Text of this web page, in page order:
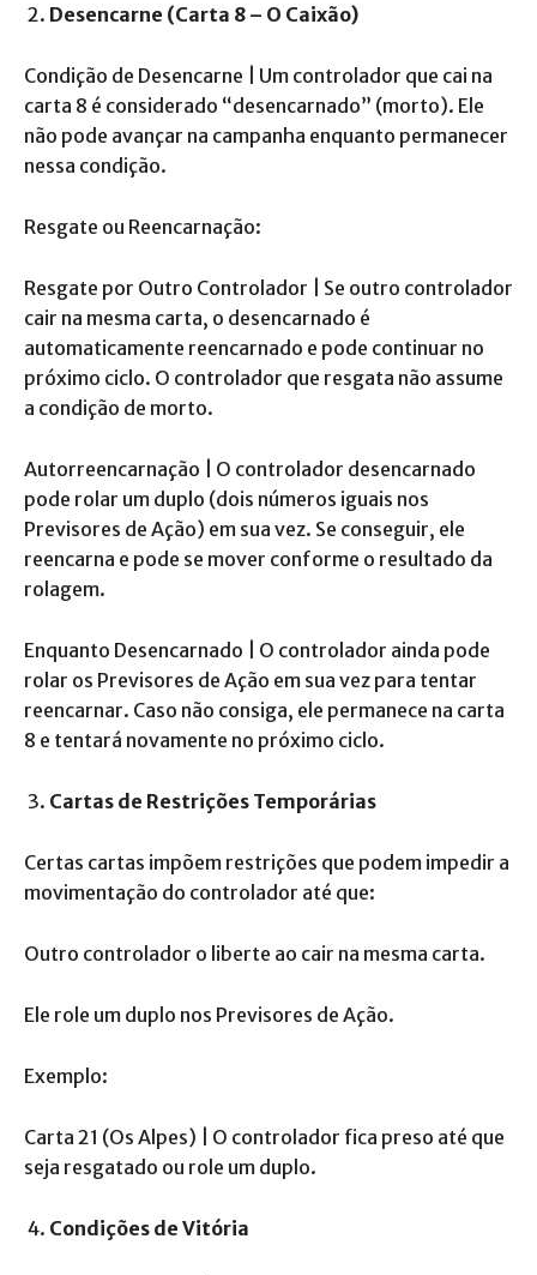
Desencarne (Carta 8 – O Caixão)
Condição de Desencarne | Um controlador que cai na
carta 8 é considerado “desencarnado” (morto). Ele
não pode avançar na campanha enquanto permanecer
nessa condição.
Resgate ou Reencarnação:
Resgate por Outro Controlador | Se outro controlador
cair na mesma carta, o desencarnado é
automaticamente reencarnado e pode continuar no
próximo ciclo. O controlador que resgata não assume
a condição de morto.
Autorreencarnação | O controlador desencarnado
pode rolar um duplo (dois números iguais nos
Previsores de Ação) em sua vez. Se conseguir, ele
reencarna e pode se mover conforme o resultado da
rolagem.
Enquanto Desencarnado | O controlador ainda pode
rolar os Previsores de Ação em sua vez para tentar
reencarnar. Caso não consiga, ele permanece na carta
8 e tentará novamente no próximo ciclo.
Cartas de Restrições Temporárias
Certas cartas impõem restrições que podem impedir a
movimentação do controlador até que:
Outro controlador o liberte ao cair na mesma carta.
Ele role um duplo nos Previsores de Ação.
Exemplo:
Carta 21 (Os Alpes) | O controlador fica preso até que
seja resgatado ou role um duplo.
Condições de Vitória